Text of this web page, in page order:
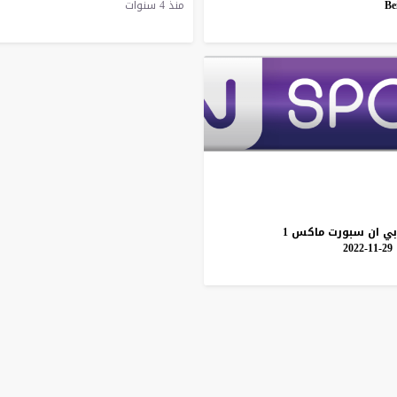
منذ 4 سنوات
بي ان سبورت ماكس 1
29-11-2022